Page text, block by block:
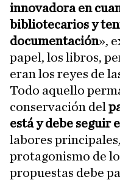
innovadora en
bibliotecarios y
documentación»,
papel, los libros,
eran los reyes de
Todo aquello
conservación del
está y debe seguir
labores
protagonismo de
propuestas debe